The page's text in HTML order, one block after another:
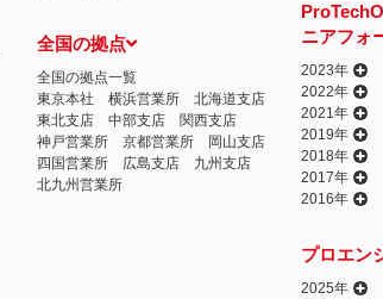
減失またはき損の防止と是正、その他個人情報の安全管
、相談等の問合せ先
談窓口
全国の拠点
全国の拠点一覧
東京本社
横浜営業所
北海道支店
東北支店
中部支店
関西支店
神戸営業所
京都営業所
岡山支店
四国営業所
広島支店
九州支店
北九州営業所
ニアフォ
2023年
2022年
2021年
2019年
2018年
2017年
2016年
プロエン
2025年